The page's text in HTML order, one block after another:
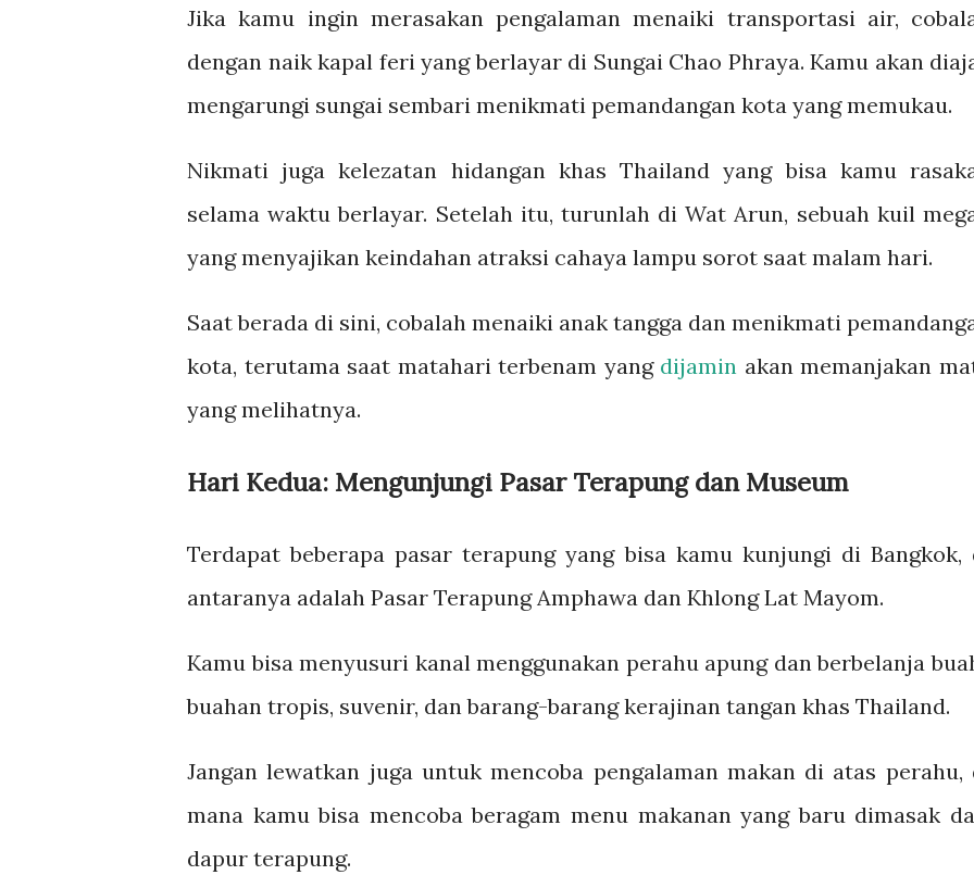
Jika kamu ingin merasakan pengalaman menaiki transportasi air,
dengan naik kapal feri yang berlayar di Sungai Chao Phraya. Kamu akan
mengarungi sungai sembari menikmati pemandangan kota yang memukau.
Nikmati juga kelezatan hidangan khas Thailand yang bisa kamu
selama waktu berlayar. Setelah itu, turunlah di Wat Arun, sebuah kuil
yang menyajikan keindahan atraksi cahaya lampu sorot saat malam hari.
Saat berada di sini, cobalah menaiki anak tangga dan menikmati
kota, terutama saat matahari terbenam yang dijamin akan memanjakan
yang melihatnya.
Hari Kedua: Mengunjungi Pasar Terapung dan Museum
Terdapat beberapa pasar terapung yang bisa kamu kunjungi di Bangkok,
antaranya adalah Pasar Terapung Amphawa dan Khlong Lat Mayom.
Kamu bisa menyusuri kanal menggunakan perahu apung dan berbelanja
buahan tropis, suvenir, dan barang-barang kerajinan tangan khas Thailand.
Jangan lewatkan juga untuk mencoba pengalaman makan di atas perahu,
mana kamu bisa mencoba beragam menu makanan yang baru dimasak
dapur terapung.